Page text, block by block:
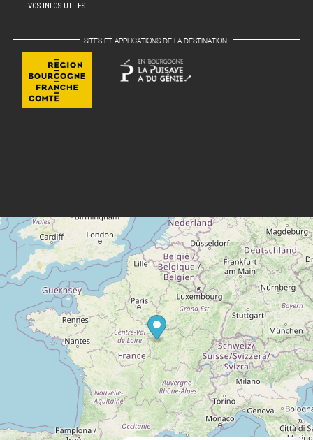
VOS INFOS UTILES
SITES ET APPLICATIONS DE LA DESTINATION: